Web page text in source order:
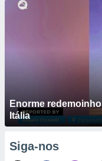
Enorme
Itália
Siga-nos